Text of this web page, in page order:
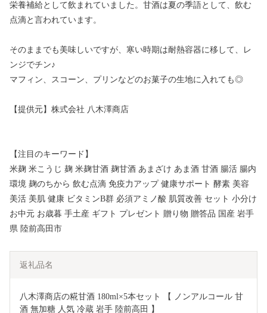
栄養補給として飲まれていました。甘酒は夏の季語として、飲む
点滴と言われています。
そのままでも美味しいですが、寒い時期は耐熱容器に移して、レ
ンジでチン♪
マフィン、スコーン、プリンなどのお菓子の生地に入れても◎
【提供元】株式会社 八木澤商店
【注目のキーワード】
米麹 米こうじ 麹 米麹甘酒 麹甘酒 あまざけ あま酒 甘酒 腸活 腸内
環境 麹のちから 飲む点滴 免疫力アップ 健康サポート 酵素 美容
美活 美肌 健康 ビタミンB群 必須アミノ酸 肌質改善 セット 小分け
お中元 お歳暮 手土産 ギフト プレゼント 贈り物 贈答品 国産 岩手
県 陸前高田市
返礼品名
八木澤商店の糀甘酒 180ml×5本セット 【 ノンアルコール 甘
酒 無加糖 人気 冷蔵 岩手 陸前高田 】